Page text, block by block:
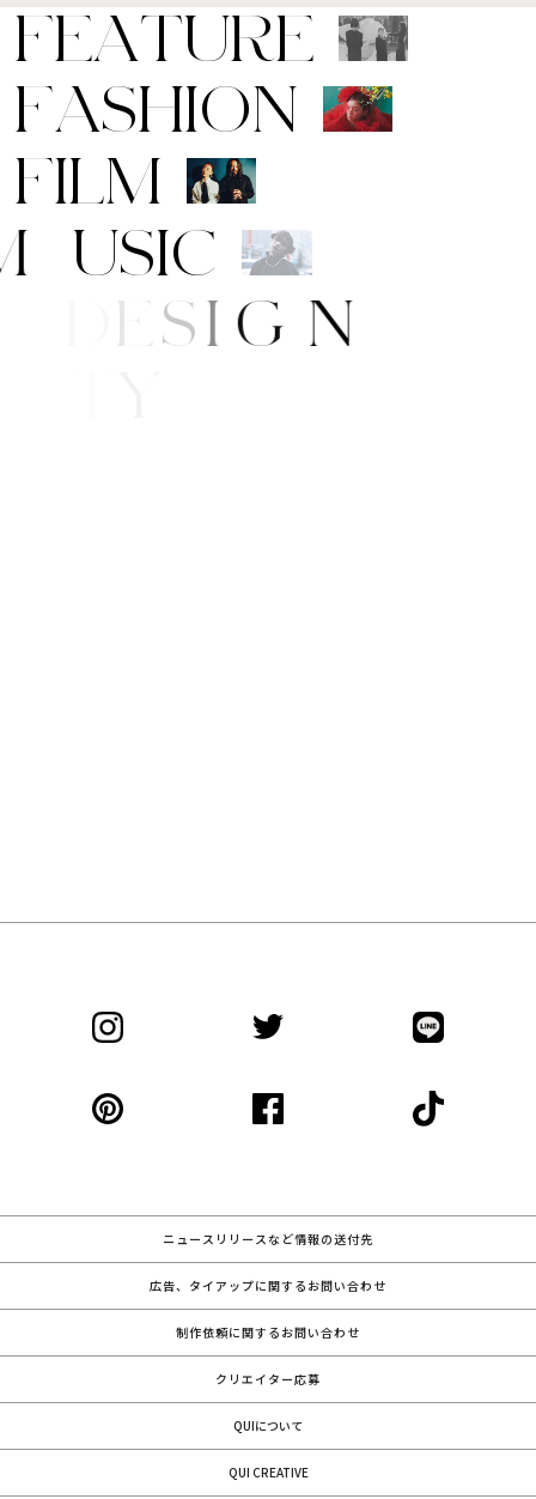
FEATURE
FASHION
FILM
M USIC
T/D ES IG
ニュースリリースなど情報の送付先
広告、タイアップに関するお問い合わせ
制作依頼に関するお問い合わせ
クリエイター応募
QUIについて
QUI CREATIVE